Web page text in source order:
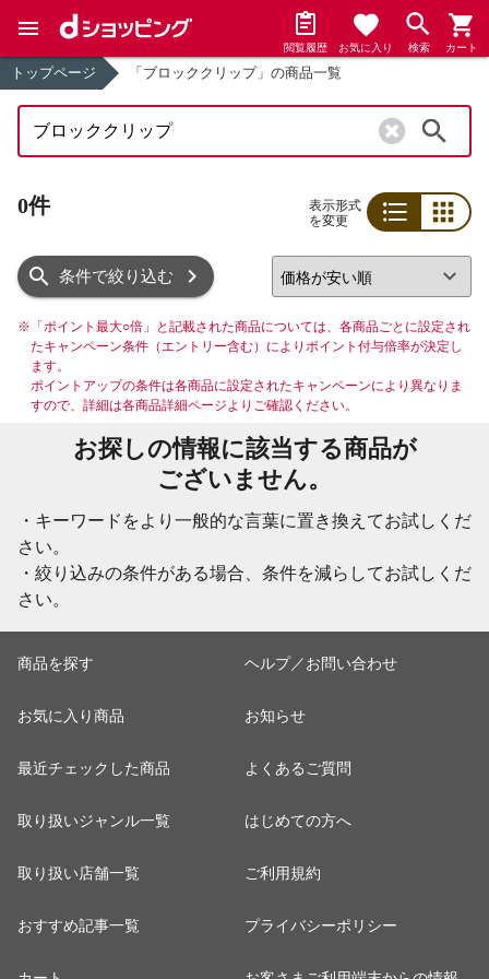
閲覧履歴 お気に入り 検索 カート
トップページ 「ブロッククリップ」の商品一覧
0件
表示形式
を変更
条件で絞り込む
※ 「ポイント最大○倍」と記載された商品については、各商品ごとに設定され
たキャンペーン条件（エントリー含む）によりポイント付与倍率が決定し
ます。
ポイントアップの条件は各商品に設定されたキャンペーンにより異なりま
すので、詳細は各商品詳細ページよりご確認ください。
お探しの情報に該当する商品が
ございません。
・キーワードをより一般的な言葉に置き換えてお試しくだ
さい。
・絞り込みの条件がある場合、条件を減らしてお試しくだ
さい。
商品を探す
お気に入り商品
最近チェックした商品
取り扱いジャンル一覧
取り扱い店舗一覧
おすすめ記事一覧
ヘルプ／お問い合わせ
お知らせ
よくあるご質問
はじめての方へ
ご利用規約
プライバシーポリシー